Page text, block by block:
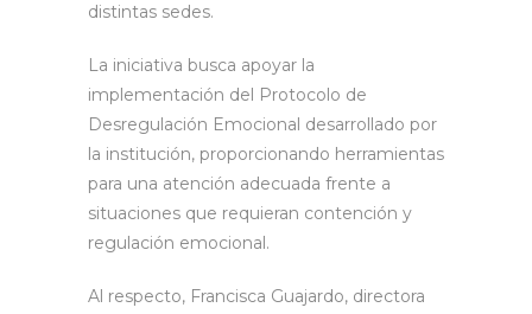
distintas sedes.
La iniciativa busca apoyar la
implementación del Protocolo de
Desregulación Emocional desarrollado por
la institución, proporcionando herramientas
para una atención adecuada frente a
situaciones que requieran contención y
regulación emocional.
Al respecto, Francisca Guajardo, directora